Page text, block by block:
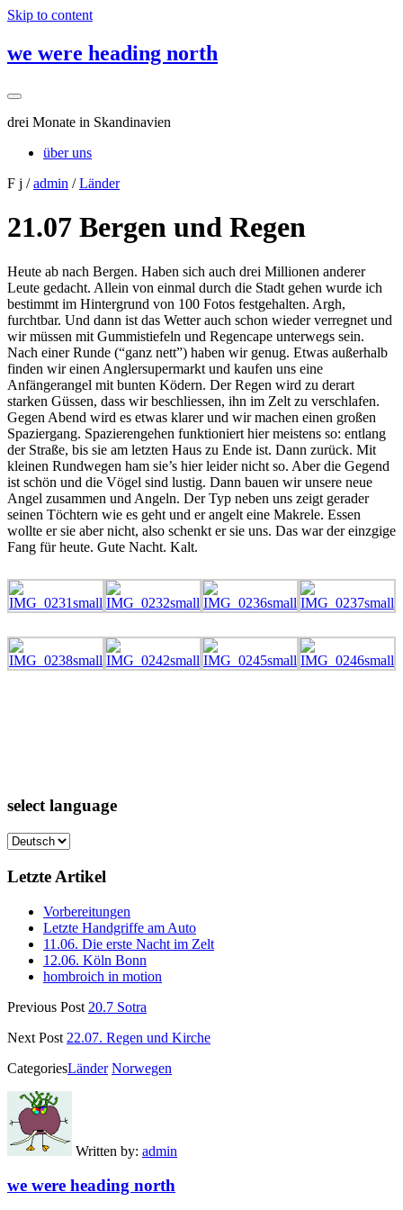
Skip to content
we were heading north
drei Monate in Skandinavien
über uns
F j /admin /Länder
21.07 Bergen und Regen
Heute ab nach Bergen. Haben sich auch drei Millionen anderer
Leute gedacht. Allein von einmal durch die Stadt gehen wurde ich
bestimmt im Hintergrund von 100 Fotos festgehalten. Argh,
furchtbar. Und dann ist das Wetter auch schon wieder verregnet und
wir müssen mit Gummistiefeln und Regencape unterwegs sein.
Nach einer Runde (“ganz nett”) haben wir genug. Etwas außerhalb
finden wir einen Anglersupermarkt und kaufen uns eine
Anfängerangel mit bunten Ködern. Der Regen wird zu derart
starken Güssen, dass wir beschliessen, ihn im Zelt zu verschlafen.
Gegen Abend wird es etwas klarer und wir machen einen großen
Spaziergang. Spazierengehen funktioniert hier meistens so: entlang
der Straße, bis sie am letzten Haus zu Ende ist. Dann zurück. Mit
kleinen Rundwegen ham sie’s hier leider nicht so. Aber die Gegend
ist schön und die Vögel sind lustig. Dann bauen wir unsere neue
Angel zusammen und Angeln. Der Typ neben uns zeigt gerader
seinen Töchtern wie es geht und er angelt eine Makrele. Essen
wollte er sie aber nicht, also schenkt er sie uns. Das war der einzgige
Fang für heute. Gute Nacht. Kalt.
select language
Letzte Artikel
Vorbereitungen
Letzte Handgriffe am Auto
11.06. Die erste Nacht im Zelt
12.06. Köln Bonn
hombroich in motion
Previous Post 20.7 Sotra
Next Post 22.07. Regen und Kirche
CategoriesLänder Norwegen
Written by: admin
we were heading north